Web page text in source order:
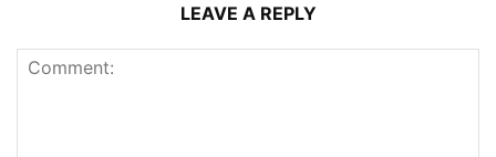
LEAVE A REPLY